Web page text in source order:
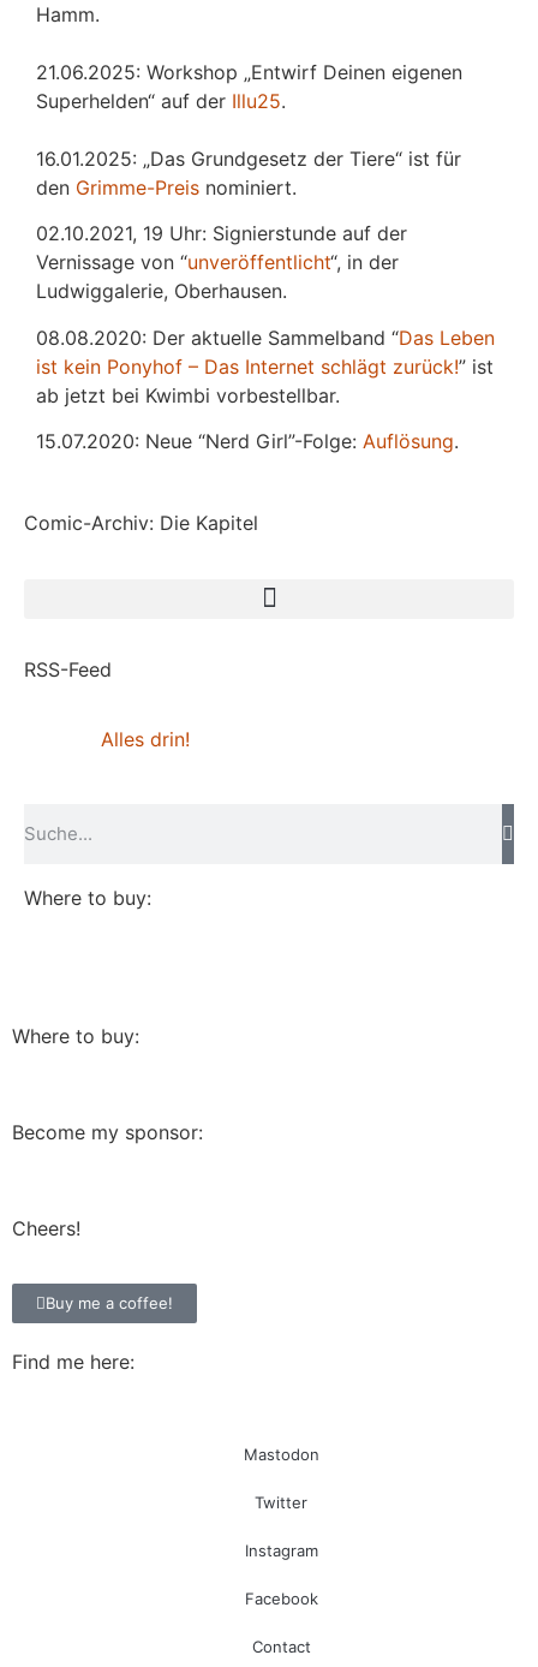
Hamm.
21.06.2025: Workshop „Entwirf Deinen eigenen
Superhelden“ auf der Illu25.
16.01.2025: „Das Grundgesetz der Tiere“ ist für
den Grimme-Preis nominiert.
02.10.2021, 19 Uhr: Signierstunde auf der
Vernissage von “unveröffentlicht“, in der
Ludwiggalerie, Oberhausen.
08.08.2020: Der aktuelle Sammelband “Das Leben
ist kein Ponyhof – Das Internet schlägt zurück!” ist
ab jetzt bei Kwimbi vorbestellbar.
15.07.2020: Neue “Nerd Girl”-Folge: Auflösung.
Comic-Archiv: Die Kapitel
RSS-Feed
Alles drin!
Where to buy:
Where to buy:
Become my sponsor:
Cheers!
Buy me a coffee!
Find me here:
Mastodon
Twitter
Instagram
Facebook
Contact